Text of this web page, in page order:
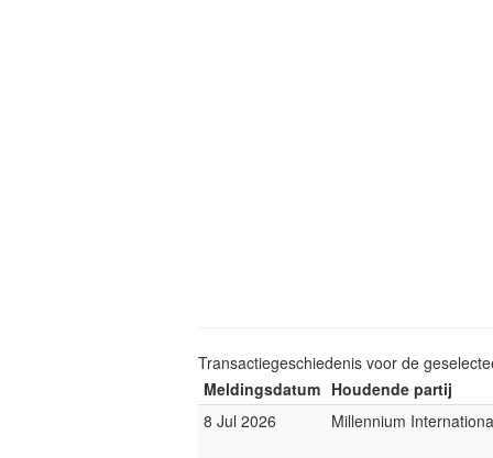
Transactiegeschiedenis voor de
Meldingsdatum Houdende partij
8 Jul 2026
Millennium